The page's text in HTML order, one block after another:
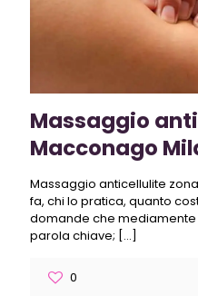
Massaggio
Macconago
Massaggio anticellulite
fa, chi lo pratica, quanto
domande che
parola chiave; […]
0